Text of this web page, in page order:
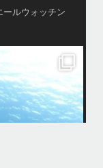
ビング～
な？！？！
ョーラッキー
運がいいね！！
い！！！
もっともっと知りた
に来てね